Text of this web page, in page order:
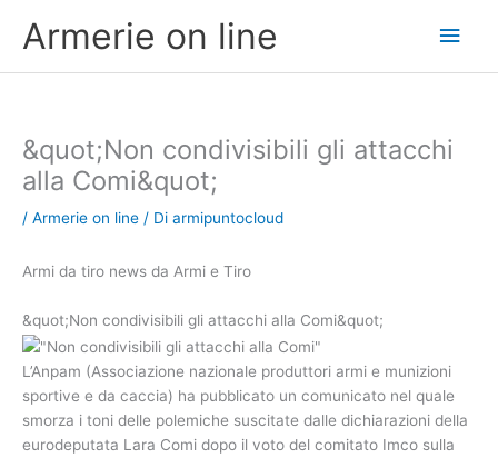
Armerie on line
&quot;Non condivisibili gli attacchi
alla Comi&quot;
/ Armerie on line / Di armipuntocloud
Armi da tiro news da Armi e Tiro
&quot;Non condivisibili gli attacchi alla Comi&quot;
L’Anpam (Associazione nazionale produttori armi e munizioni
sportive e da caccia) ha pubblicato un comunicato nel quale
smorza i toni delle polemiche suscitate dalle dichiarazioni della
eurodeputata Lara Comi dopo il voto del comitato Imco sulla